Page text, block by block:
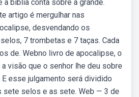
a bíblia conta sobre a grande.
artigo é mergulhar nas
desvendando os
7 trombetas e 7 taças. Cada
de. Webno livro de apocalipse, o
visão que o senhor lhe deu sobre
esse julgamento será dividido
sete selos e as sete. Web — 3 de